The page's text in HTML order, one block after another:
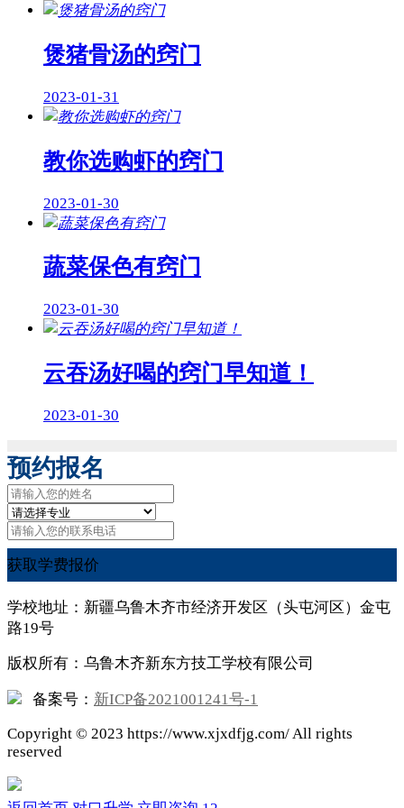
煲猪骨汤的窍门
2023-01-31
教你选购虾的窍门
2023-01-30
蔬菜保色有窍门
2023-01-30
云吞汤好喝的窍门早知道！
2023-01-30
预约报名
获取学费报价
学校地址：新疆乌鲁木齐市经济开发区（头屯河区）金屯
路19号
版权所有：乌鲁木齐新东方技工学校有限公司
备案号： 新ICP备2021001241号-1
Copyright © 2023 https://www.xjxdfjg.com/ All rights
reserved